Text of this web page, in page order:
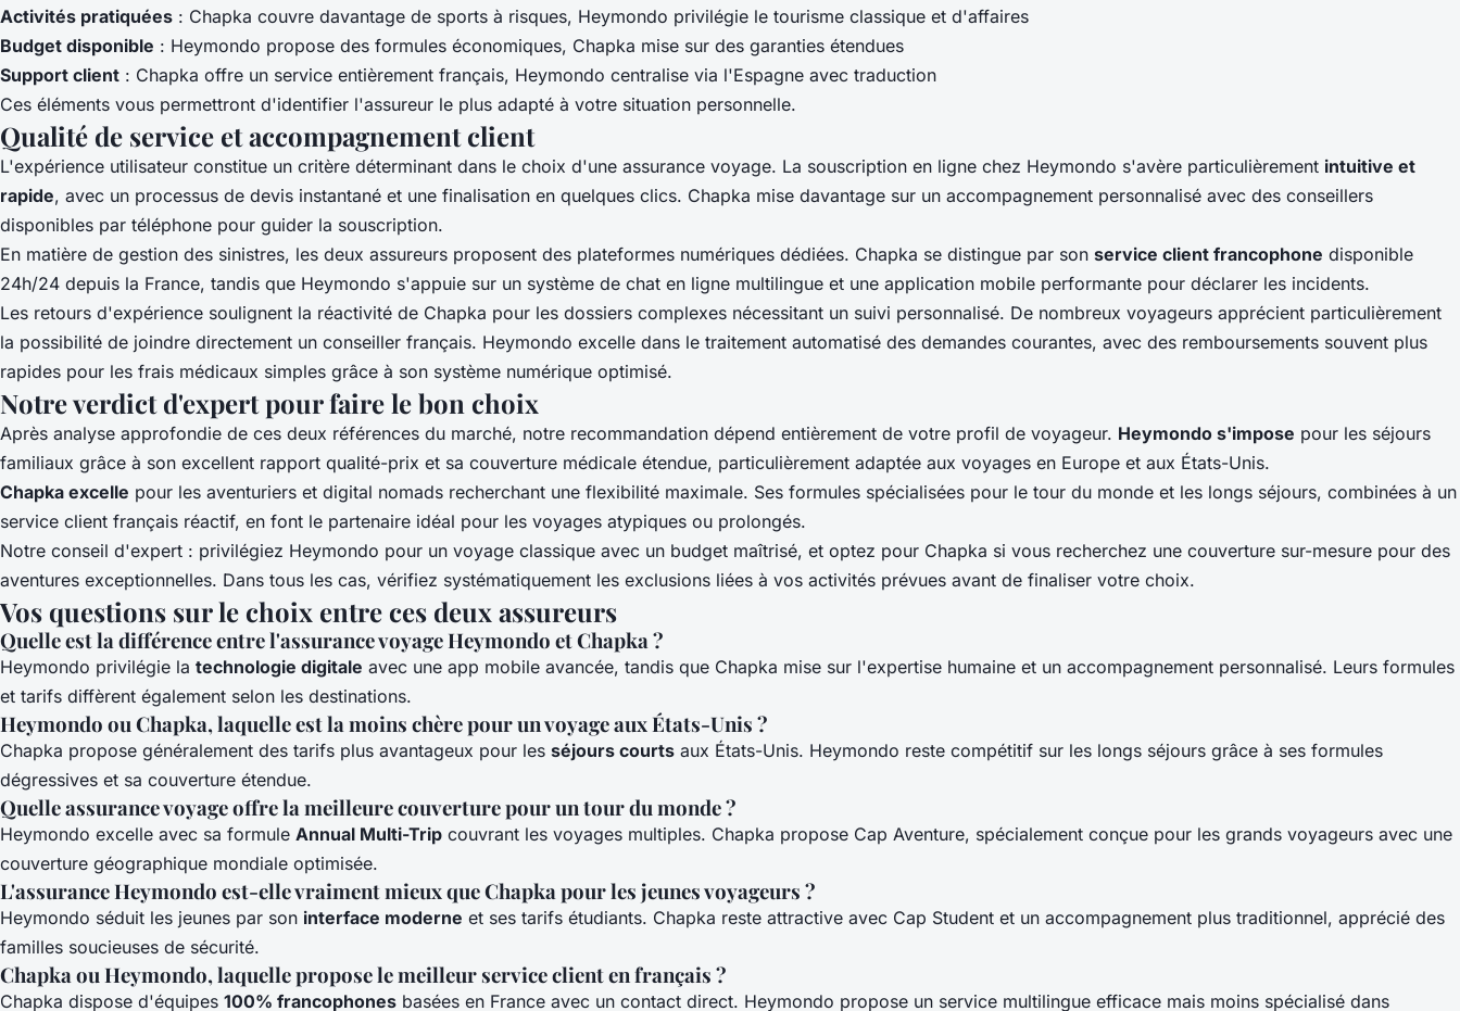
Activités pratiquées : Chapka couvre davantage de sports à risques, Heymondo privilégie le tourisme classique et d'affaires
Budget disponible : Heymondo propose des formules économiques, Chapka mise sur des garanties étendues
Support client : Chapka offre un service entièrement français, Heymondo centralise via l'Espagne avec traduction
Ces éléments vous permettront d'identifier l'assureur le plus adapté à votre situation personnelle.
Qualité de service et accompagnement client
L'expérience utilisateur constitue un critère déterminant dans le choix d'une assurance voyage. La souscription en ligne chez Heymondo s'avère particulièrement intuitive et
rapide, avec un processus de devis instantané et une finalisation en quelques clics. Chapka mise davantage sur un accompagnement personnalisé avec des conseillers
disponibles par téléphone pour guider la souscription.
En matière de gestion des sinistres, les deux assureurs proposent des plateformes numériques dédiées. Chapka se distingue par son service client francophone disponible
24h/24 depuis la France, tandis que Heymondo s'appuie sur un système de chat en ligne multilingue et une application mobile performante pour déclarer les incidents.
Les retours d'expérience soulignent la réactivité de Chapka pour les dossiers complexes nécessitant un suivi personnalisé. De nombreux voyageurs apprécient particulièrement
la possibilité de joindre directement un conseiller français. Heymondo excelle dans le traitement automatisé des demandes courantes, avec des remboursements souvent plus
rapides pour les frais médicaux simples grâce à son système numérique optimisé.
Notre verdict d'expert pour faire le bon choix
Après analyse approfondie de ces deux références du marché, notre recommandation dépend entièrement de votre profil de voyageur. Heymondo s'impose pour les séjours
familiaux grâce à son excellent rapport qualité-prix et sa couverture médicale étendue, particulièrement adaptée aux voyages en Europe et aux États-Unis.
Chapka excelle pour les aventuriers et digital nomads recherchant une flexibilité maximale. Ses formules spécialisées pour le tour du monde et les longs séjours, combinées à un
service client français réactif, en font le partenaire idéal pour les voyages atypiques ou prolongés.
Notre conseil d'expert : privilégiez Heymondo pour un voyage classique avec un budget maîtrisé, et optez pour Chapka si vous recherchez une couverture sur-mesure pour des
aventures exceptionnelles. Dans tous les cas, vérifiez systématiquement les exclusions liées à vos activités prévues avant de finaliser votre choix.
Vos questions sur le choix entre ces deux assureurs
Quelle est la différence entre l'assurance voyage Heymondo et Chapka ?
Heymondo privilégie la technologie digitale avec une app mobile avancée, tandis que Chapka mise sur l'expertise humaine et un accompagnement personnalisé. Leurs formules
et tarifs diffèrent également selon les destinations.
Heymondo ou Chapka, laquelle est la moins chère pour un voyage aux États-Unis ?
Chapka propose généralement des tarifs plus avantageux pour les séjours courts aux États-Unis. Heymondo reste compétitif sur les longs séjours grâce à ses formules
dégressives et sa couverture étendue.
Quelle assurance voyage offre la meilleure couverture pour un tour du monde ?
Heymondo excelle avec sa formule Annual Multi-Trip couvrant les voyages multiples. Chapka propose Cap Aventure, spécialement conçue pour les grands voyageurs avec une
couverture géographique mondiale optimisée.
L'assurance Heymondo est-elle vraiment mieux que Chapka pour les jeunes voyageurs ?
Heymondo séduit les jeunes par son interface moderne et ses tarifs étudiants. Chapka reste attractive avec Cap Student et un accompagnement plus traditionnel, apprécié des
familles soucieuses de sécurité.
Chapka ou Heymondo, laquelle propose le meilleur service client en français ?
Chapka dispose d'équipes 100% francophones basées en France avec un contact direct. Heymondo propose un service multilingue efficace mais moins spécialisé dans